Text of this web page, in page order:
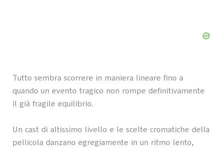
Tutto sembra scorrere in maniera lineare fino a
quando un evento tragico non rompe definitivamente
il già fragile equilibrio.
Un cast di altissimo livello e le scelte cromatiche della
pellicola danzano egregiamente in un ritmo lento,